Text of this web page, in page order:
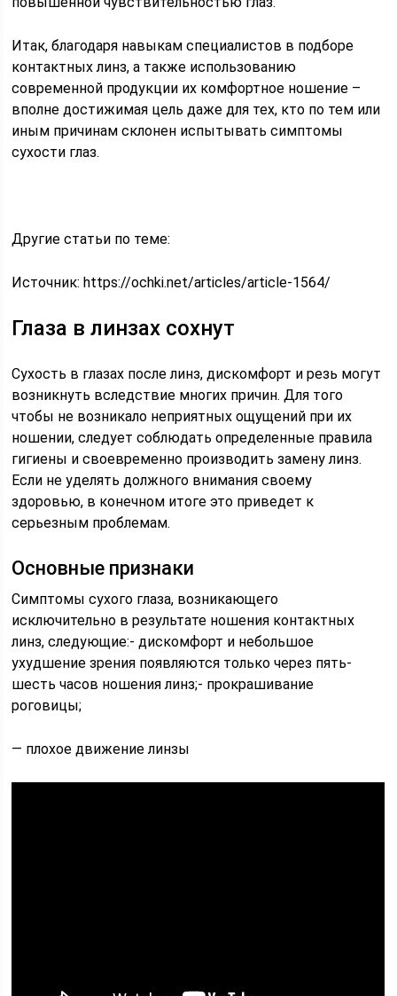
Итак, благодаря навыкам специалистов в подборе
контактных линз, а также использованию
современной продукции их комфортное ношение –
вполне достижимая цель даже для тех, кто по тем или
иным причинам склонен испытывать симптомы
сухости глаз.
Другие статьи по теме:
Источник:https://ochki.net/articles/article-1564/
Глаза в линзах сохнут
Сухость в глазах после линз, дискомфорт и резь могут
возникнуть вследствие многих причин. Для того
чтобы не возникало неприятных ощущений при их
ношении, следует соблюдать определенные правила
гигиены и своевременно производить замену линз.
Если не уделять должного внимания своему
здоровью, в конечном итоге это приведет к
серьезным проблемам.
Основные признаки
Симптомы сухого глаза, возникающего
исключительно в результате ношения контактных
линз, следующие:- дискомфорт и небольшое
ухудшение зрения появляются только через пять-
шесть часов ношения линз;- прокрашивание
роговицы;
— плохое движение линзы